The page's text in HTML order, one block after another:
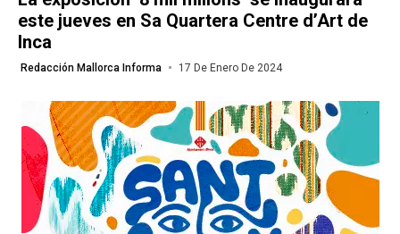
este jueves en Sa Quartera Centre d’Art de
Inca
Redacción Mallorca Informa 17 De Enero De 2024